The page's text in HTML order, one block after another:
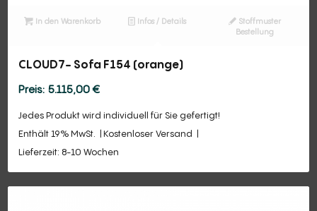
In den Warenkorb Infos / Details
Stoffmuster
Bestellung
CLOUD7- Sofa F154 (orange)
5.115,00€
Jedes Produkt wird individuell für Sie gefertigt!
Enthält 19% MwSt.
Kostenloser Versand
Lieferzeit: 8-10 Wochen